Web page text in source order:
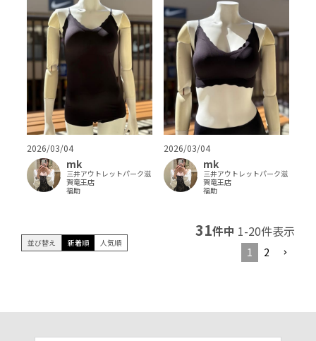
2026/03/04
mk
三井アウトレットパーク滋
賀竜王店
福助
2026/03/04
mk
三井アウトレットパーク滋
賀竜王店
福助
並び替え 新着順 人気順
31件中 1-20件表示
1 2